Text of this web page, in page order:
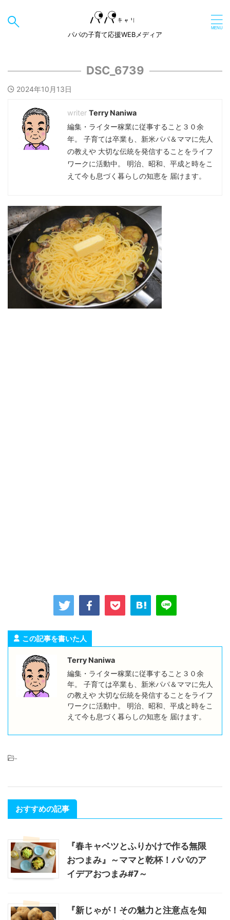
パパの子育て応援WEBメディア
DSC_6739
2024年10月13日
Terry Naniwa
編集・ライター稼業に従事すること３０余
年。 子育ては卒業も、新米パパ＆ママに先人
の教えや 大切な伝統を発信することをライフ
ワークに活動中。 明治、昭和、平成と時をこ
えて今も息づく暮らしの知恵を 届けます。
この記事を書いた人
Terry Naniwa
編集・ライター稼業に従事すること３０余
年。 子育ては卒業も、新米パパ＆ママに先人
の教えや 大切な伝統を発信することをライフ
ワークに活動中。 明治、昭和、平成と時をこ
えて今も息づく暮らしの知恵を 届けます。
-
おすすめの記事
『春キャベツとふりかけで作る無限
おつまみ』～ママと乾杯！パパのア
イデアおつまみ#7～
『新じゃが！その魅力と注意点を知